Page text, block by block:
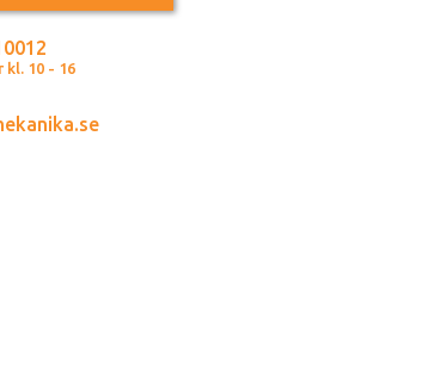
kl. 10 - 16